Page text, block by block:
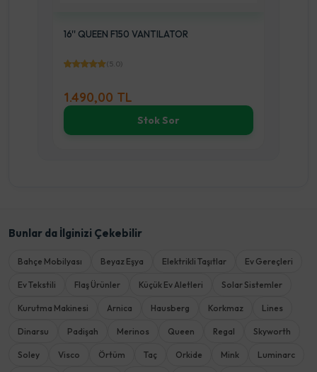
16'' QUEEN F150 VANTILATOR
(5.0)
1.490,00 TL
Stok Sor
Bunlar da İlginizi Çekebilir
Bahçe Mobilyası Beyaz Eşya Elektrikli Taşıtlar Ev Gereçleri
Ev Tekstili Flaş Ürünler Küçük Ev Aletleri Solar Sistemler
Kurutma Makinesi Arnica Hausberg Korkmaz Lines
Dinarsu Padişah Merinos Queen Regal Skyworth
Soley Visco Örtüm Taç Orkide Mink Luminarc